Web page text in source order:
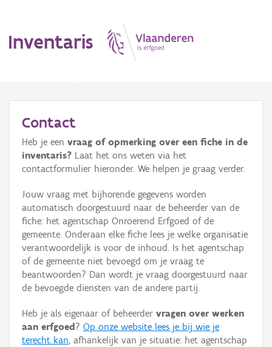
Inventaris
Erfgoedobject
Aanduidingsobject
Waarneming
Thema
Gebeurtenis
Persoon of collectief
Hergebruik
Contact
Heb je een vraag of opmerking over een fiche in de
inventaris? Laat het ons weten via het
contactformulier hieronder. We helpen je graag verder.
Jouw vraag met bijhorende gegevens worden
automatisch doorgestuurd naar de beheerder van de
fiche: het agentschap Onroerend Erfgoed of de
gemeente. Onderaan elke fiche lees je welke organisatie
verantwoordelijk is voor de inhoud. Is het agentschap
of de gemeente niet bevoegd om je vraag te
beantwoorden? Dan wordt je vraag doorgestuurd naar
de bevoegde diensten van de andere partij.
Heb je als eigenaar of beheerder vragen over werken
aan erfgoed ? Op onze website lees je bij wie je
terecht kan, afhankelijk van je situatie: het agentschap